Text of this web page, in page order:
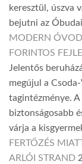
keresztül, úszva
bejutni az
MODERN
FORINTOS
Jelentős
megújul a
tagintézménye.
biztonságosabb
várja a
FERTŐZÉS
ARLÓI STRAND